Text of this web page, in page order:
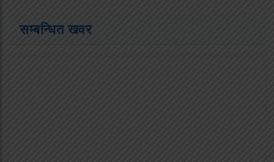
सम्बन्धित खवर